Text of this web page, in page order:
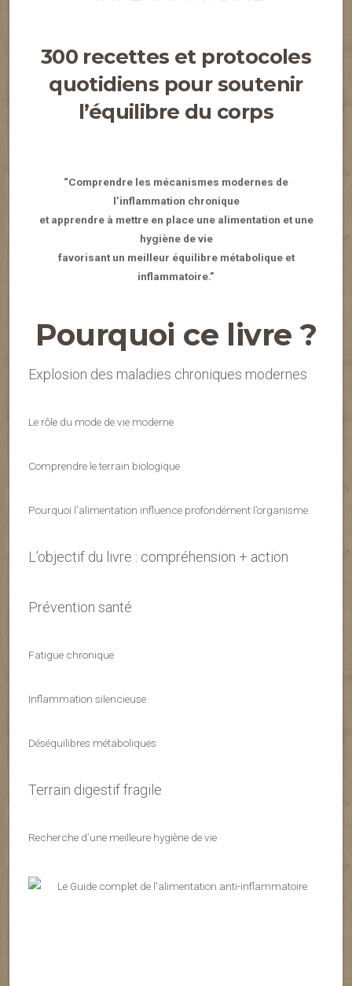
300 recettes et protocoles
quotidiens pour soutenir
l’équilibre du corps
“Comprendre les mécanismes modernes de
l’inflammation chronique
et apprendre à mettre en place une alimentation et une
hygiène de vie
favorisant un meilleur équilibre métabolique et
inflammatoire.”
Pourquoi ce livre ?
Explosion des maladies chroniques modernes
Le rôle du mode de vie moderne
Comprendre le terrain biologique
Pourquoi l’alimentation influence profondément l’organisme
L’objectif du livre : compréhension + action
Prévention santé
Fatigue chronique
Inflammation silencieuse
Déséquilibres métaboliques
Terrain digestif fragile
Recherche d’une meilleure hygiène de vie